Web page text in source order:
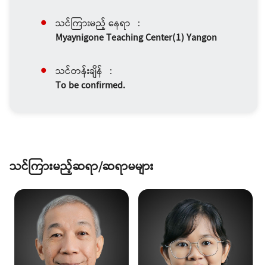
သင်ကြားမည့် နေရာ :
Myaynigone Teaching Center(1) Yangon
သင်တန်းချိန် :
To be confirmed.
သင်ကြားမည့်ဆရာ/ဆရာမများ